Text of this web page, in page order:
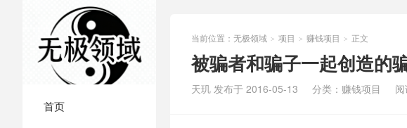
首页
当前位置： 无极领域 > 项目 > 赚钱项目 > 正文
被骗者和骗子一起创造的
天玑 发布于 2016-05-13 分类： 赚钱项目